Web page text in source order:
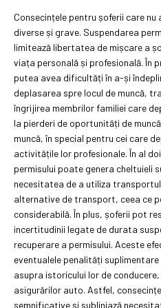
Consecințele pentru șoferii care
diverse și grave. Suspendarea
limitează libertatea de mișcare a
viața personală și profesională. În
putea avea dificultăți în a-și
deplasarea spre locul de muncă,
îngrijirea membrilor familiei care
la pierderi de oportunități de
muncă, în special pentru cei care
activitățile lor profesionale. În al
permisului poate genera cheltuieli
necesitatea de a utiliza
alternative de transport, ceea ce
considerabilă. În plus, șoferii pot
incertitudinii legate de durata
recuperare a permisului. Aceste
eventualele penalități
asupra istoricului lor de
asigurărilor auto. Astfel,
semnificative și subliniază